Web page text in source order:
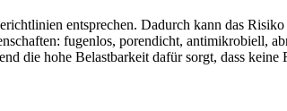
entsprechen. Dadurch kann das
fugenlos, porendicht, antimikrobiell,
die hohe Belastbarkeit dafür sorgt, dass keine